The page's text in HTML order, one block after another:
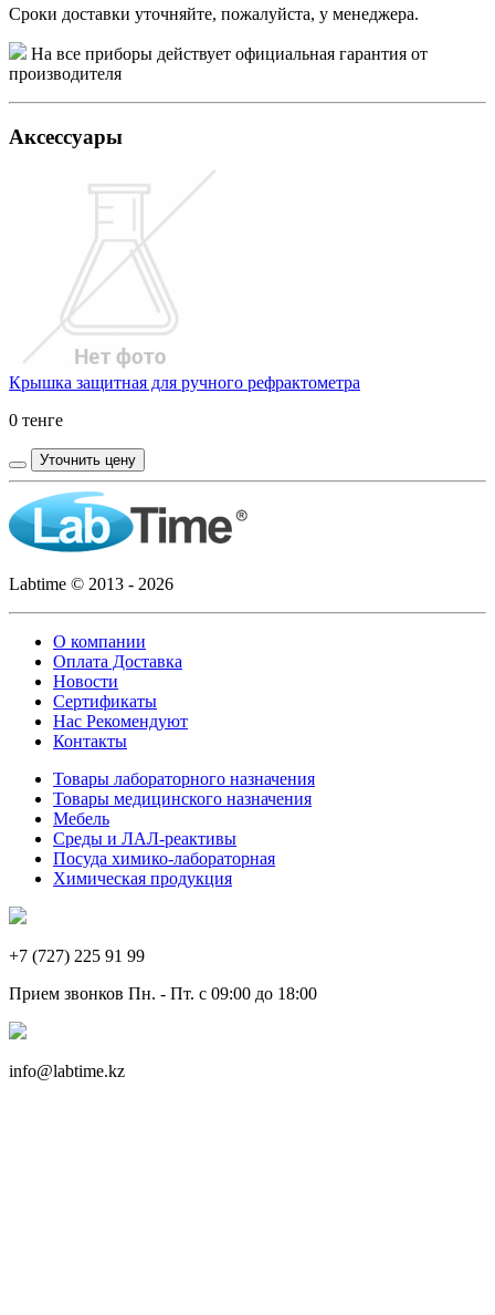
Сроки доставки уточняйте, пожалуйста, у менеджера.
На все приборы действует официальная гарантия от
производителя
Аксессуары
Крышка защитная для ручного рефрактометра
0 тенге
Уточнить цену
Labtime © 2013 - 2026
О компании
Оплата Доставка
Новости
Сертификаты
Нас Рекомендуют
Контакты
Товары лабораторного назначения
Товары медицинского назначения
Мебель
Среды и ЛАЛ-реактивы
Посуда химико-лабораторная
Химическая продукция
+7 (727) 225 91 99
Прием звонков Пн. - Пт. с 09:00 до 18:00
info@labtime.kz